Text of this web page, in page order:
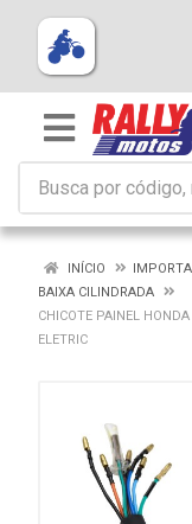
INÍCIO
BAIXA CILINDRADA
CHICOTE PAINEL
ELETRIC